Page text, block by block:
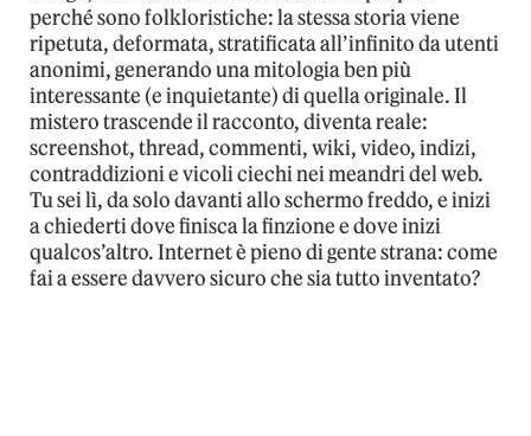
perché sono folkloristiche: la stessa storia viene
ripetuta, deformata, stratificata all’infinito da utenti
anonimi, generando una mitologia ben più
interessante (e inquietante) di quella originale. Il
mistero trascende il racconto, diventa reale:
screenshot, thread, commenti, wiki, video, indizi,
contraddizioni e vicoli ciechi nei meandri del web.
Tu sei lì, da solo davanti allo schermo freddo, e inizi
a chiederti dove finisca la finzione e dove inizi
qualcos’altro. Internet è pieno di gente strana: come
fai a essere davvero sicuro che sia tutto inventato?